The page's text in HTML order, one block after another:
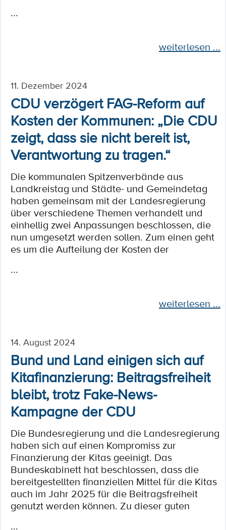
...
weiterlesen ...
11. Dezember 2024
CDU verzögert FAG-Reform auf
Kosten der Kommunen: „Die CDU
zeigt, dass sie nicht bereit ist,
Verantwortung zu tragen.“
Die kommunalen Spitzenverbände aus
Landkreistag und Städte- und Gemeindetag
haben gemeinsam mit der Landesregierung
über verschiedene Themen verhandelt und
einhellig zwei Anpassungen beschlossen, die
nun umgesetzt werden sollen. Zum einen geht
es um die Aufteilung der Kosten der
...
weiterlesen ...
14. August 2024
Bund und Land einigen sich auf
Kitafinanzierung: Beitragsfreiheit
bleibt, trotz Fake-News-
Kampagne der CDU
Die Bundesregierung und die Landesregierung
haben sich auf einen Kompromiss zur
Finanzierung der Kitas geeinigt. Das
Bundeskabinett hat beschlossen, dass die
bereitgestellten finanziellen Mittel für die Kitas
auch im Jahr 2025 für die Beitragsfreiheit
genutzt werden können. Zu dieser guten
...